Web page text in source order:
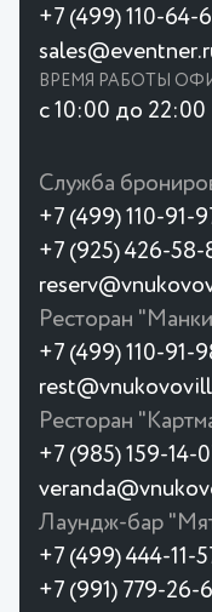
+7 (499) 110-64-
ВРЕМЯ РАБОТЫ
с 10:00 до 22:00
Служба
+7 (499) 110-91-
+7 (925) 426-58-
Ресторан
+7 (499) 110-91-
Ресторан
+7 (985) 159-14-
Лаундж-бар
+7 (499) 444-11-
+7 (991) 779-26-